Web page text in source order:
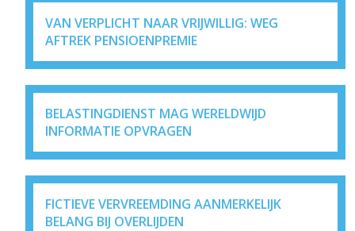
VAN VERPLICHT NAAR VRIJWILLIG: WEG
AFTREK PENSIOENPREMIE
BELASTINGDIENST MAG WERELDWIJD
INFORMATIE OPVRAGEN
FICTIEVE VERVREEMDING AANMERKELIJK
BELANG BIJ OVERLIJDEN